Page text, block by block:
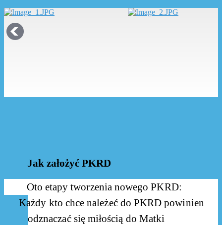
Jak założyć PKRD
Oto etapy tworzenia nowego PKRD:
Każdy kto chce należeć do PKRD powinien
odznaczać się miłością do Matki